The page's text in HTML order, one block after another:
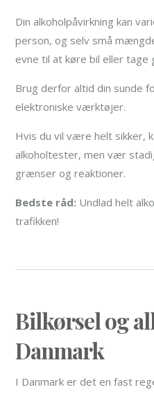
Din alkoholpåvirkning kan
person, og selv små
evne til at køre bil eller tage
Brug derfor altid din sunde
elektroniske værktøjer.
Hvis du vil være helt sikker,
alkoholtester, men vær
grænser og reaktioner.
Bedste råd: Undlad helt
trafikken!
Bilkørsel og
Danmark
I Danmark er det en fast